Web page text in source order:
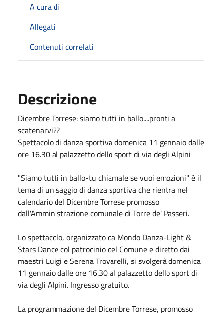
A cura di
Allegati
Contenuti correlati
Descrizione
Dicembre Torrese: siamo tutti in ballo....pronti a
scatenarvi??
Spettacolo di danza sportiva domenica 11 gennaio dalle
ore 16.30 al palazzetto dello sport di via degli Alpini
"Siamo tutti in ballo-tu chiamale se vuoi emozioni" è il
tema di un saggio di danza sportiva che rientra nel
calendario del Dicembre Torrese promosso
dall'Amministrazione comunale di Torre de' Passeri.
Lo spettacolo, organizzato da Mondo Danza-Light &
Stars Dance col patrocinio del Comune e diretto dai
maestri Luigi e Serena Trovarelli, si svolgerà domenica
11 gennaio dalle ore 16.30 al palazzetto dello sport di
via degli Alpini. Ingresso gratuito.
La programmazione del Dicembre Torrese, promosso